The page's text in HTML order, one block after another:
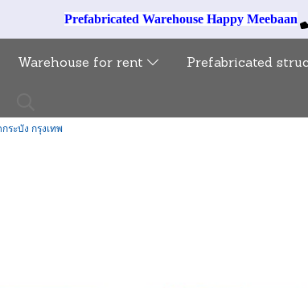
Prefabricated Warehouse Happy Meebaan
Warehouse for rent Prefabricated
ระบัง กรุงเทพ